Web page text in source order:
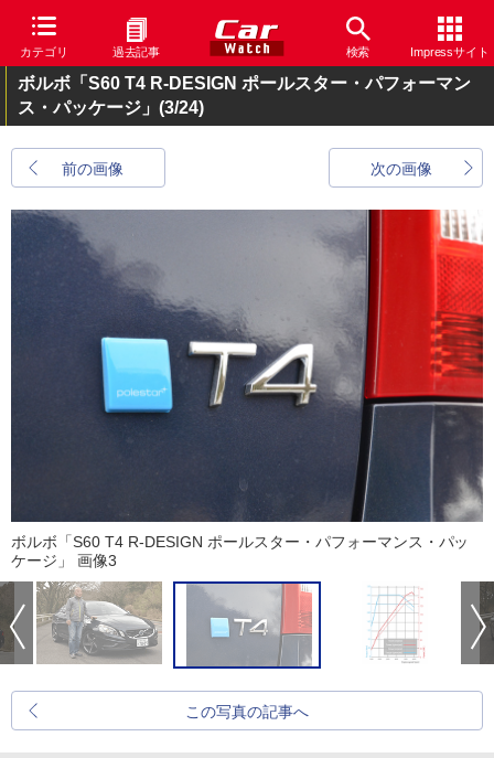
カテゴリ 過去記事 検索 Impressサイト
ボルボ「S60 T4 R-DESIGN ポールスター・パフォーマン
ス・パッケージ」 (3/24)
前の画像 次の画像
ボルボ「S60 T4 R-DESIGN ポールスター・パフォーマンス・パッ
ケージ」 画像3
この写真の記事へ